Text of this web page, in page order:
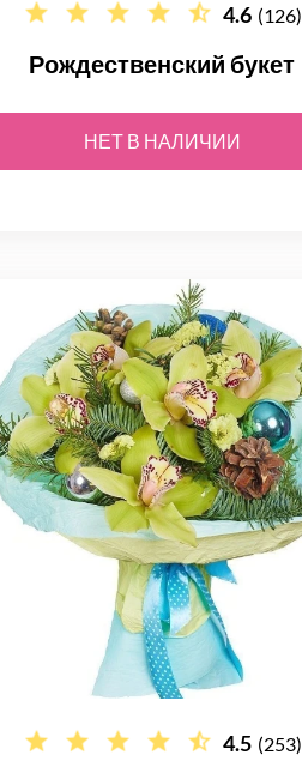
4.6 (126)
Рождественский букет
НЕТ В НАЛИЧИИ
4.5 (253)